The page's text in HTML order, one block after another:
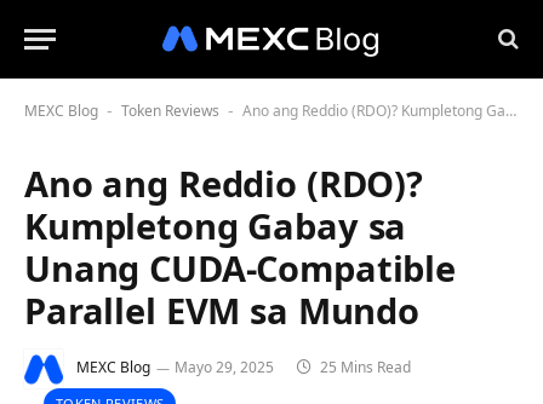
MEXC Blog - Token Reviews - Ano ang Reddio (RDO)? Kumpletong Gabay sa Unang CUDA-Compatible Parallel EVM sa Mundo
Ano ang Reddio (RDO)?
Kumpletong Gabay sa
Unang CUDA-Compatible
Parallel EVM sa Mundo
MEXC Blog Mayo 29, 2025 25 Mins Read